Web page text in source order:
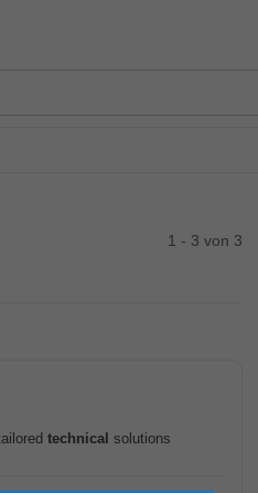
1 - 3 von 3
technical solutions